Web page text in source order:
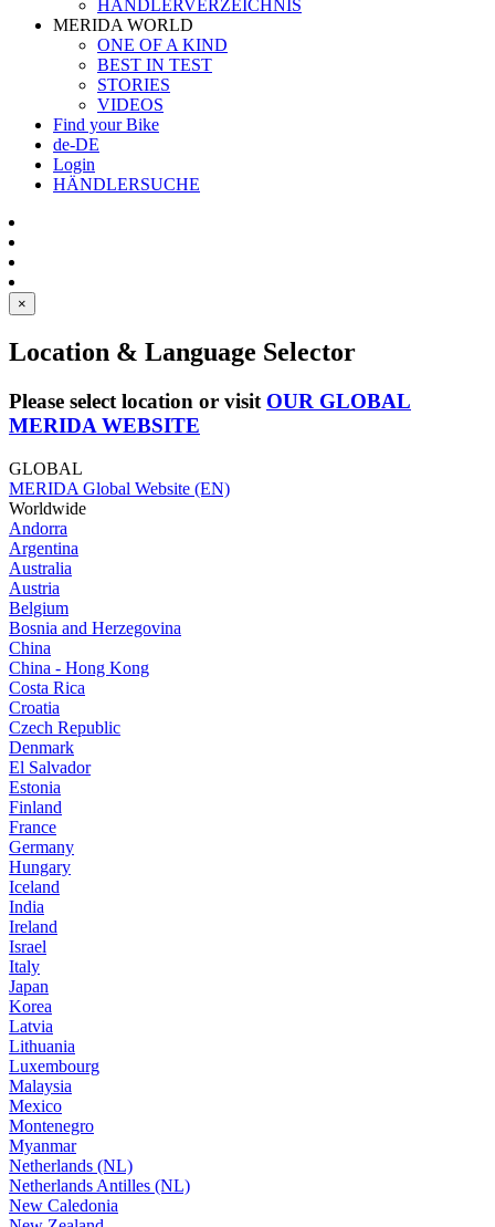
HÄNDLERVERZEICHNIS
MERIDA WORLD
ONE OF A KIND
BEST IN TEST
STORIES
VIDEOS
Find your Bike
de-DE
Login
HÄNDLERSUCHE
×
Location & Language Selector
Please select location or visit OUR GLOBAL
MERIDA WEBSITE
GLOBAL
MERIDA Global Website (EN)
Worldwide
Andorra
Argentina
Australia
Austria
Belgium
Bosnia and Herzegovina
China
China - Hong Kong
Costa Rica
Croatia
Czech Republic
Denmark
El Salvador
Estonia
Finland
France
Germany
Hungary
Iceland
India
Ireland
Israel
Italy
Japan
Korea
Latvia
Lithuania
Luxembourg
Malaysia
Mexico
Montenegro
Myanmar
Netherlands (NL)
Netherlands Antilles (NL)
New Caledonia